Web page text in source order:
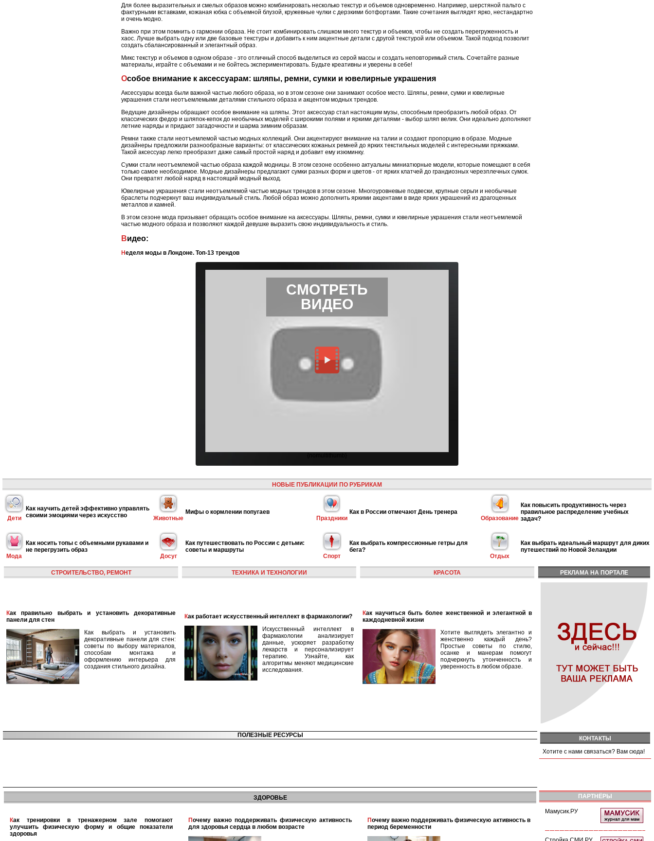
Для более выразительных и смелых образов можно комбинировать несколько текстур и объемов одновременно. Например, шерстяной пальто с
фактурными вставками, кожаная юбка с объемной блузой, кружевные чулки с дерзкими ботфортами. Такие сочетания выглядят ярко, нестандартно
и очень модно.
Важно при этом помнить о гармонии образа. Не стоит комбинировать слишком много текстур и объемов, чтобы не создать перегруженность и
хаос. Лучше выбрать одну или две базовые текстуры и добавить к ним акцентные детали с другой текстурой или объемом. Такой подход позволит
создать сбалансированный и элегантный образ.
Микс текстур и объемов в одном образе - это отличный способ выделиться из серой массы и создать неповторимый стиль. Сочетайте разные
материалы, играйте с объемами и не бойтесь экспериментировать. Будьте креативны и уверены в себе!
Особое внимание к аксессуарам: шляпы, ремни, сумки и ювелирные украшения
Аксессуары всегда были важной частью любого образа, но в этом сезоне они занимают особое место. Шляпы, ремни, сумки и ювелирные
украшения стали неотъемлемыми деталями стильного образа и акцентом модных трендов.
Ведущие дизайнеры обращают особое внимание на шляпы. Этот аксессуар стал настоящим музы, способным преобразить любой образ. От
классических федор и шляпок-кепок до необычных моделей с широкими полями и яркими деталями - выбор шляп велик. Они идеально дополняют
летние наряды и придают загадочности и шарма зимним образам.
Ремни также стали неотъемлемой частью модных коллекций. Они акцентируют внимание на талии и создают пропорцию в образе. Модные
дизайнеры предложили разнообразные варианты: от классических кожаных ремней до ярких текстильных моделей с интересными пряжками.
Такой аксессуар легко преобразит даже самый простой наряд и добавит ему изюминку.
Сумки стали неотъемлемой частью образа каждой модницы. В этом сезоне особенно актуальны миниатюрные модели, которые помещают в себя
только самое необходимое. Модные дизайнеры предлагают сумки разных форм и цветов - от ярких клатчей до грандиозных черезплечных сумок.
Они превратят любой наряд в настоящий модный выход.
Ювелирные украшения стали неотъемлемой частью модных трендов в этом сезоне. Многоуровневые подвески, крупные серьги и необычные
браслеты подчеркнут ваш индивидуальный стиль. Любой образ можно дополнить яркими акцентами в виде ярких украшений из драгоценных
металлов и камней.
В этом сезоне мода призывает обращать особое внимание на аксессуары. Шляпы, ремни, сумки и ювелирные украшения стали неотъемлемой
частью модного образа и позволяют каждой девушке выразить свою индивидуальность и стиль.
Видео:
Неделя моды в Лондоне. Топ-13 трендов
СМОТРЕТЬ
ВИДЕО
НОВЫЕ ПУБЛИКАЦИИ ПО РУБРИКАМ
Дети
Как научить детей эффективно управлять
своими эмоциями через искусство
Животные
Мифы о кормлении попугаев
Праздники
Как в России отмечают День тренера
Образование
Как повысить продуктивность через
правильное распределение учебных
задач?
Мода
Как носить топы с объемными рукавами и
не перегрузить образ
Досуг
Как путешествовать по России с детьми:
советы и маршруты
Спорт
Как выбрать компрессионные гетры для
бега?
Отдых
Как выбрать идеальный маршрут для диких
путешествий по Новой Зеландии
СТРОИТЕЛЬСТВО, РЕМОНТ
Как правильно выбрать и установить декоративные
панели для стен
Как выбрать и установить
декоративные панели для стен:
советы по выбору материалов,
способам монтажа и
оформлению интерьера для
создания стильного дизайна.
ТЕХНИКА И ТЕХНОЛОГИИ
Как работает искусственный интеллект в фармакологии?
Искусственный интеллект в
фармакологии анализирует
данные, ускоряет разработку
лекарств и персонализирует
терапию. Узнайте, как
алгоритмы меняют медицинские
исследования.
КРАСОТА
Как научиться быть более женственной и элегантной в
каждодневной жизни
Хотите выглядеть элегантно и
женственно каждый день?
Простые советы по стилю,
осанке и манерам помогут
подчеркнуть утонченность и
уверенность в любом образе.
РЕКЛАМА НА ПОРТАЛЕ
ПОЛЕЗНЫЕ РЕСУРСЫ
КОНТАКТЫ
Хотите с нами связаться? Вам сюда!
ЗДОРОВЬЕ
Как тренировки в тренажерном зале помогают
улучшить физическую форму и общие показатели
здоровья
Почему важно поддерживать физическую активность
для здоровья сердца в любом возрасте
Почему важно поддерживать физическую активность в
период беременности
ПАРТНЁРЫ
Мамусик.РУ